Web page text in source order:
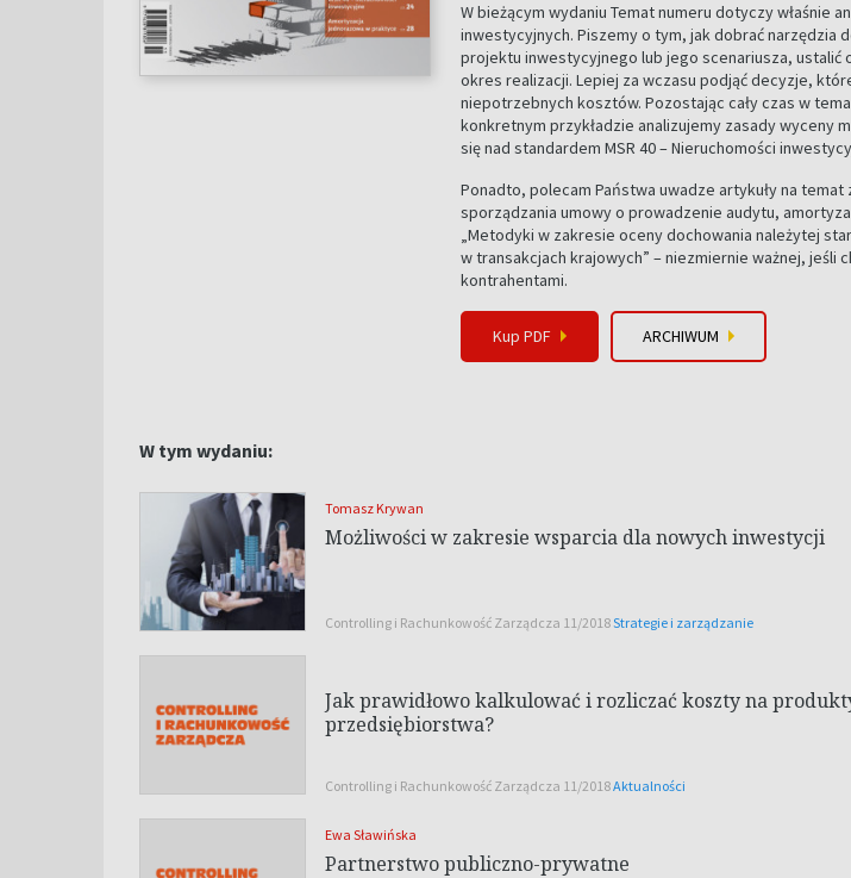
W bieżącym wydaniu Temat numeru dotyczy właśnie
inwestycyjnych. Piszemy o tym, jak dobrać narzędzia
projektu inwestycyjnego lub jego scenariusza, ustalić
okres realizacji. Lepiej za wczasu podjąć decyzje,
niepotrzebnych kosztów. Pozostając cały czas w
konkretnym przykładzie analizujemy zasady wyceny
się nad standardem MSR 40 – Nieruchomości
Ponadto, polecam Państwa uwadze artykuły na
sporządzania umowy o prowadzenie audytu,
„Metodyki w zakresie oceny dochowania należytej
w transakcjach krajowych” – niezmiernie ważnej, jeśli
kontrahentami.
Kup PDF ARCHIWUM
W tym wydaniu:
Tomasz Krywan
Możliwości w zakresie wsparcia dla nowych inwestycji
Controlling i Rachunkowość Zarządcza 11/2018Strategie i zarządzanie
Jak prawidłowo kalkulować i rozliczać koszty na
przedsiębiorstwa?
Controlling i Rachunkowość Zarządcza 11/2018Aktualności
Ewa Sławińska
Partnerstwo publiczno-prywatne